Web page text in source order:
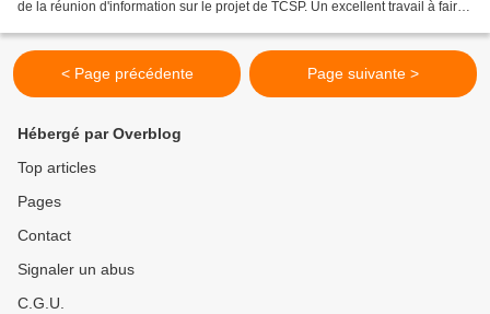
de la réunion d'information sur le projet de TCSP. Un excellent travail à faire
< Page précédente Page suivante >
Hébergé par Overblog
Top articles
Pages
Contact
Signaler un abus
C.G.U.